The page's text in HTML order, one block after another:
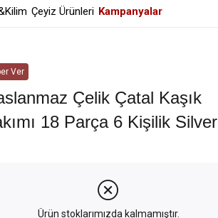
Çeyiz Ürünleri Kampanyalar
Ver
Çelik Çatal Kaşık
18 Parça 6 Kişilik Silver
Ürün stoklarımızda kalmamıştır.